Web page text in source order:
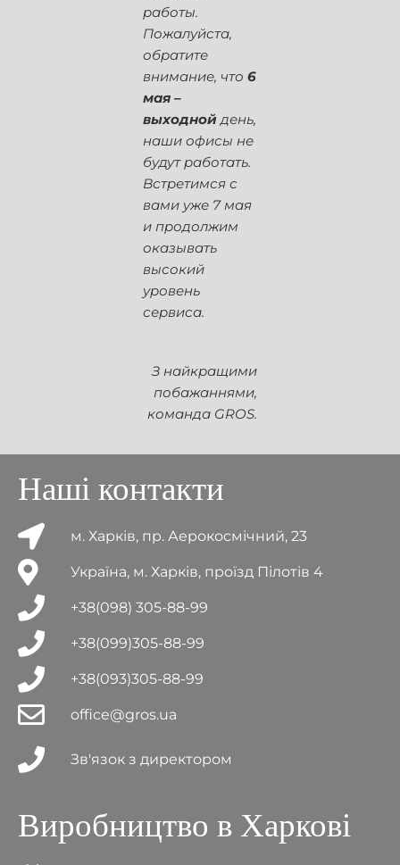
работы.
Пожалуйста,
обратите
внимание, что 6
мая –
выходной день,
наши офисы не
будут работать.
Встретимся с
вами уже 7 мая
и продолжим
оказывать
высокий
уровень
сервиса.
З найкращими
побажаннями,
команда GROS.
Наші контакти
м. Харків, пр. Аерокосмічний, 23
Україна, м. Харків, проїзд Пілотів 4
+38(098) 305-88-99
+38(099)305-88-99
+38(093)305-88-99
office@gros.ua
Зв'язок з директором
Виробництво в Харкові